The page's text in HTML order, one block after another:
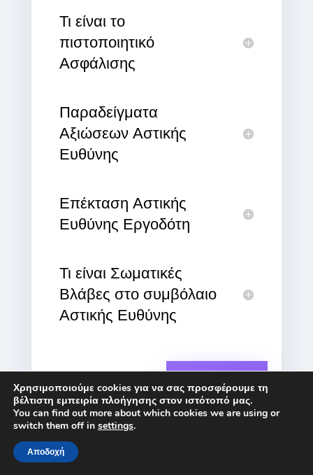
Τι είναι το
πιστοποιητικό
Ασφάλισης
Παραδείγματα
Αξιώσεων Αστικής
Ευθύνης
Επέκταση Αστικής
Ευθύνης Εργοδότη
Τι είναι Σωματικές
Βλάβες στο συμβόλαιο
Αστικής Ευθύνης
ΠΕΡΙΣΣΌΤΕΡΑ
Χρησιμοποιούμε cookies για να σας προσφέρουμε τη
βέλτιστη εμπειρία πλοήγησης στον ιστότοπό μας.
You can find out more about which cookies we are using or
switch them off in settings.
Αποδοχή